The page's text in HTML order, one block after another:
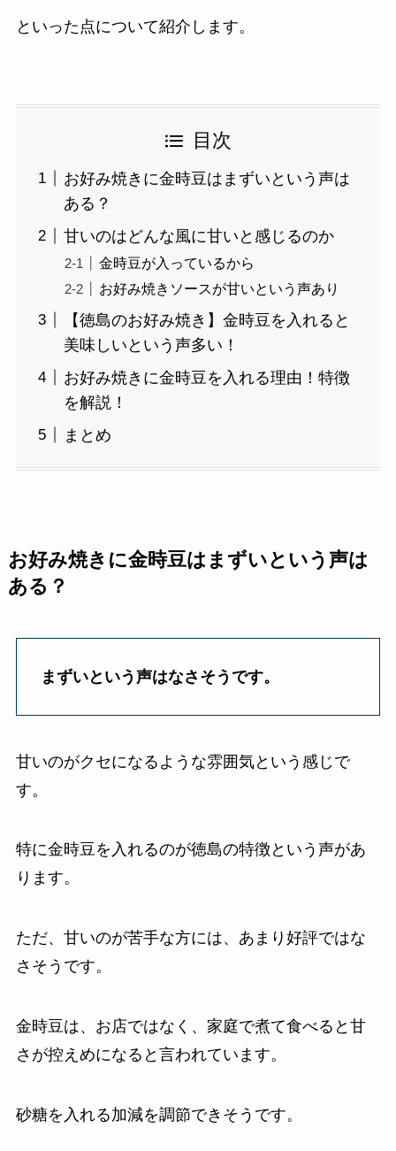
といった点について紹介します。
目次
お好み焼きに金時豆はまずいという声は
ある？
甘いのはどんな風に甘いと感じるのか
金時豆が入っているから
お好み焼きソースが甘いという声あり
【徳島のお好み焼き】金時豆を入れると
美味しいという声多い！
お好み焼きに金時豆を入れる理由！特徴
を解説！
まとめ
お好み焼きに金時豆はまずいという声は
ある？
まずいという声はなさそうです。
甘いのがクセになるような雰囲気という感じで
す。
特に金時豆を入れるのが徳島の特徴という声があ
ります。
ただ、甘いのが苦手な方には、あまり好評ではな
さそうです。
金時豆は、お店ではなく、家庭で煮て食べると甘
さが控えめになると言われています。
砂糖を入れる加減を調節できそうです。